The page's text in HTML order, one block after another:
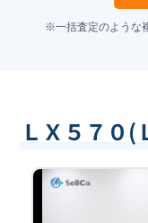
※一括査定のような
ＬＸ５７０(